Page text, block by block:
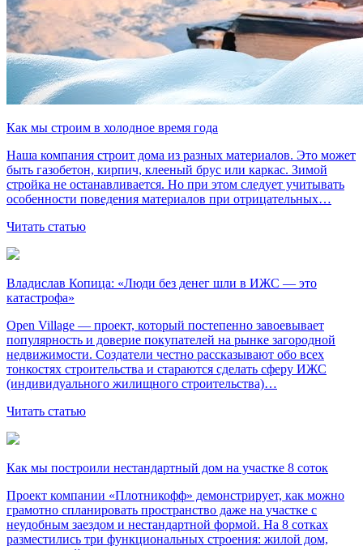
Как мы строим в холодное время года
Наша компания строит дома из разных материалов. Это может
быть газобетон, кирпич, клееный брус или каркас. Зимой
стройка не останавливается. Но при этом следует учитывать
особенности поведения материалов при отрицательных…
Читать статью
Владислав Копица: «Люди без денег шли в ИЖС — это
катастрофа»
Open Village — проект, который постепенно завоевывает
популярность и доверие покупателей на рынке загородной
недвижимости. Создатели честно рассказывают обо всех
тонкостях строительства и стараются сделать сферу ИЖС
(индивидуального жилищного строительства)…
Читать статью
Как мы построили нестандартный дом на участке 8 соток
Проект компании «Плотникофф» демонстрирует, как можно
грамотно спланировать пространство даже на участке с
неудобным заездом и нестандартной формой. На 8 сотках
разместились три функциональных строения: жилой дом,